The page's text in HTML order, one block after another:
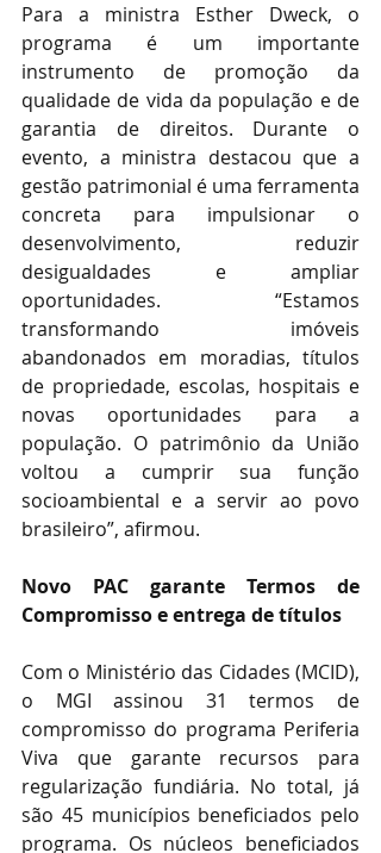
Para a ministra Esther Dweck, o
programa é um importante
instrumento de promoção da
qualidade de vida da população e de
garantia de direitos. Durante o
evento, a ministra destacou que a
gestão patrimonial é uma ferramenta
concreta para impulsionar o
desenvolvimento, reduzir
desigualdades e ampliar
oportunidades. “Estamos
transformando imóveis
abandonados em moradias, títulos
de propriedade, escolas, hospitais e
novas oportunidades para a
população. O patrimônio da União
voltou a cumprir sua função
socioambiental e a servir ao povo
brasileiro”, afirmou.
Novo PAC garante Termos de
Compromisso e entrega de títulos
Com o Ministério das Cidades (MCID),
o MGI assinou 31 termos de
compromisso do programa Periferia
Viva que garante recursos para
regularização fundiária. No total, já
são 45 municípios beneficiados pelo
programa. Os núcleos beneficiados